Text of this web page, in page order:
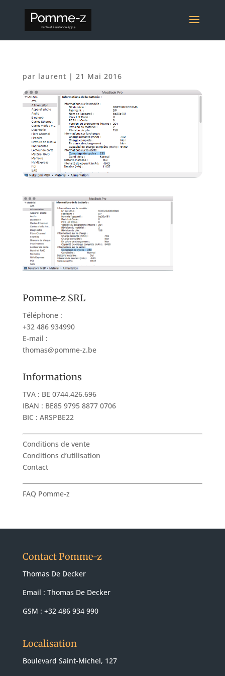
par laurent | 21 Mai 2016
Pomme-z SRL
Téléphone :
+32 486 934990
E-mail :
thomas@pomme-z.be
Informations
TVA : BE 0744.426.696
IBAN : BE85 9795 8877 0706
BIC : ARSPBE22
Conditions de vente
Conditions d’utilisation
Contact
FAQ Pomme-z
Contact Pomme-z
Thomas De Decker
Email : Thomas De Decker
GSM : +32 486 934 990
Localisation
Boulevard Saint-Michel, 127